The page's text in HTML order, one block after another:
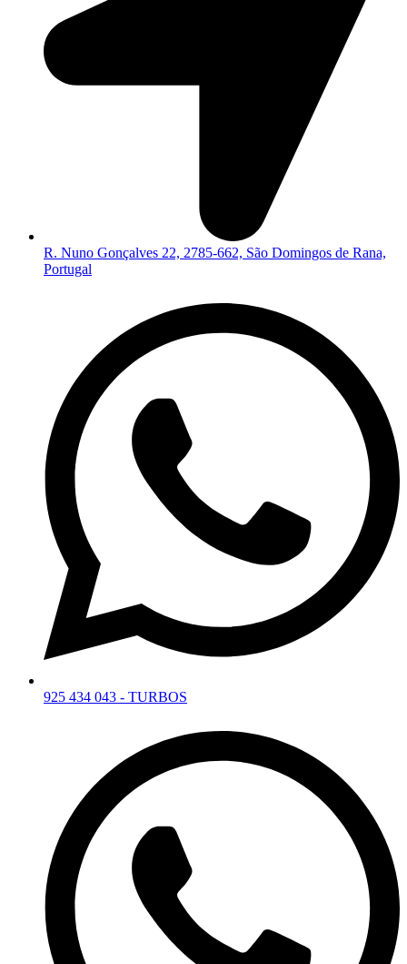
R. Nuno Gonçalves 22, 2785-662, São Domingos de Rana,
Portugal
925 434 043 - TURBOS